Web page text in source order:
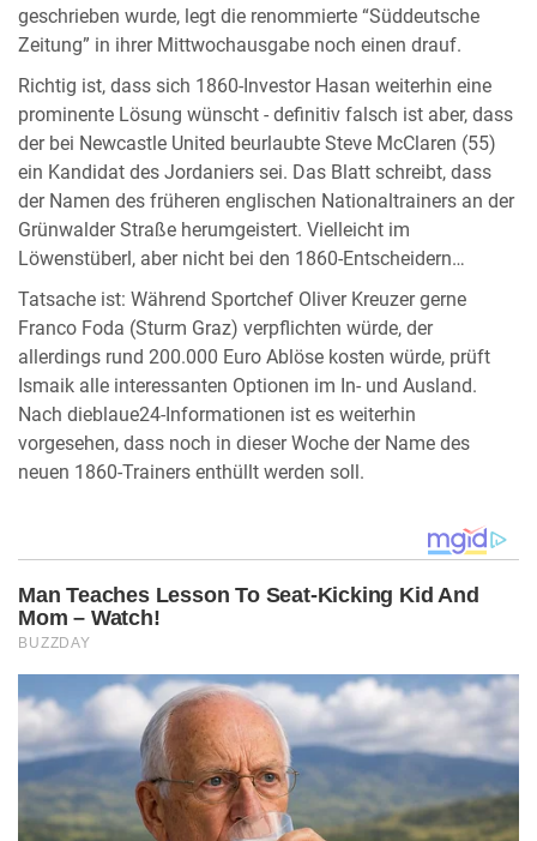
geschrieben wurde, legt die renommierte “Süddeutsche
Zeitung” in ihrer Mittwochausgabe noch einen drauf.
Richtig ist, dass sich 1860-Investor Hasan weiterhin eine
prominente Lösung wünscht - definitiv falsch ist aber, dass
der bei Newcastle United beurlaubte Steve McClaren (55)
ein Kandidat des Jordaniers sei. Das Blatt schreibt, dass
der Namen des früheren englischen Nationaltrainers an der
Grünwalder Straße herumgeistert. Vielleicht im
Löwenstüberl, aber nicht bei den 1860-Entscheidern…
Tatsache ist: Während Sportchef Oliver Kreuzer gerne
Franco Foda (Sturm Graz) verpflichten würde, der
allerdings rund 200.000 Euro Ablöse kosten würde, prüft
Ismaik alle interessanten Optionen im In- und Ausland.
Nach dieblaue24-Informationen ist es weiterhin
vorgesehen, dass noch in dieser Woche der Name des
neuen 1860-Trainers enthüllt werden soll.